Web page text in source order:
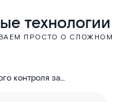
технологии
ПРОСТО О СЛОЖНОМ
контроля за